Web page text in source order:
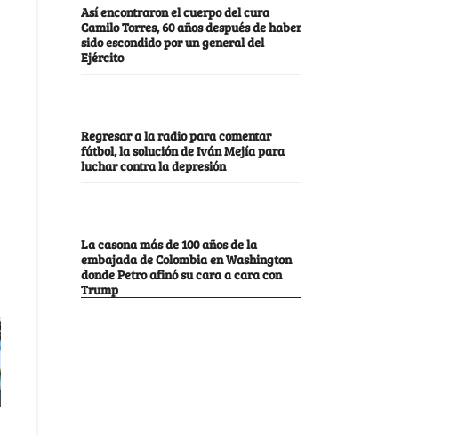
Así encontraron el cuerpo del cura
Camilo Torres, 60 años después de haber
sido escondido por un general del
Ejército
Regresar a la radio para comentar
fútbol, la solución de Iván Mejía para
luchar contra la depresión
La casona más de 100 años de la
embajada de Colombia en Washington
donde Petro afinó su cara a cara con
Trump